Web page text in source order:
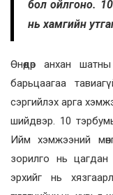
бол ойлгоно.
нь хамгийн
Өнөөдөр анхан
барьцаагаа
сэргийлэх арга
шийдвэр. 10
Ийм хэмжээний
зорилго нь
эрхийг нь